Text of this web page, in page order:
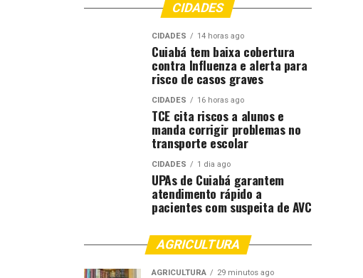
CIDADES
CIDADES 14 horas ago
Cuiabá tem baixa cobertura
contra Influenza e alerta para
risco de casos graves
CIDADES 16 horas ago
TCE cita riscos a alunos e
manda corrigir problemas no
transporte escolar
CIDADES 1 dia ago
UPAs de Cuiabá garantem
atendimento rápido a
pacientes com suspeita de AVC
AGRICULTURA
AGRICULTURA 29 minutos ago